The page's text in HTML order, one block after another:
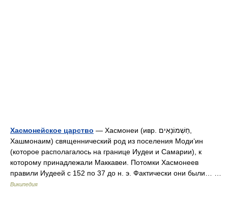
Хасмонейское царство — Хасмонеи (ивр. חַשְׁמוֹנָאִים‎,
Хашмонаим) священнический род из поселения Моди‘ин
(которое располагалось на границе Иудеи и Самарии), к
которому принадлежали Маккавеи. Потомки Хасмонеев
правили Иудеей с 152 по 37 до н. э. Фактически они были… …
Википедия